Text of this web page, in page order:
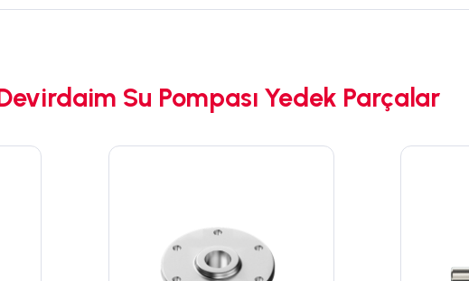
Su Pompası Yedek Parçalar